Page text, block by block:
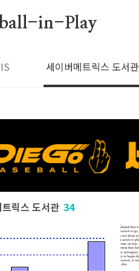
in-Play
세이버메트릭스 도서관
릭스 도서관 34